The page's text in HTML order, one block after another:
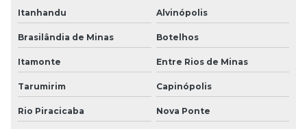
Itanhandu Alvinópolis
Brasilândia de Minas Botelhos
Itamonte Entre Rios de Minas
Tarumirim Capinópolis
Rio Piracicaba Nova Ponte